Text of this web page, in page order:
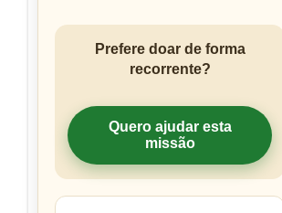
Prefere doar de forma
recorrente?
Quero ajudar esta
missão